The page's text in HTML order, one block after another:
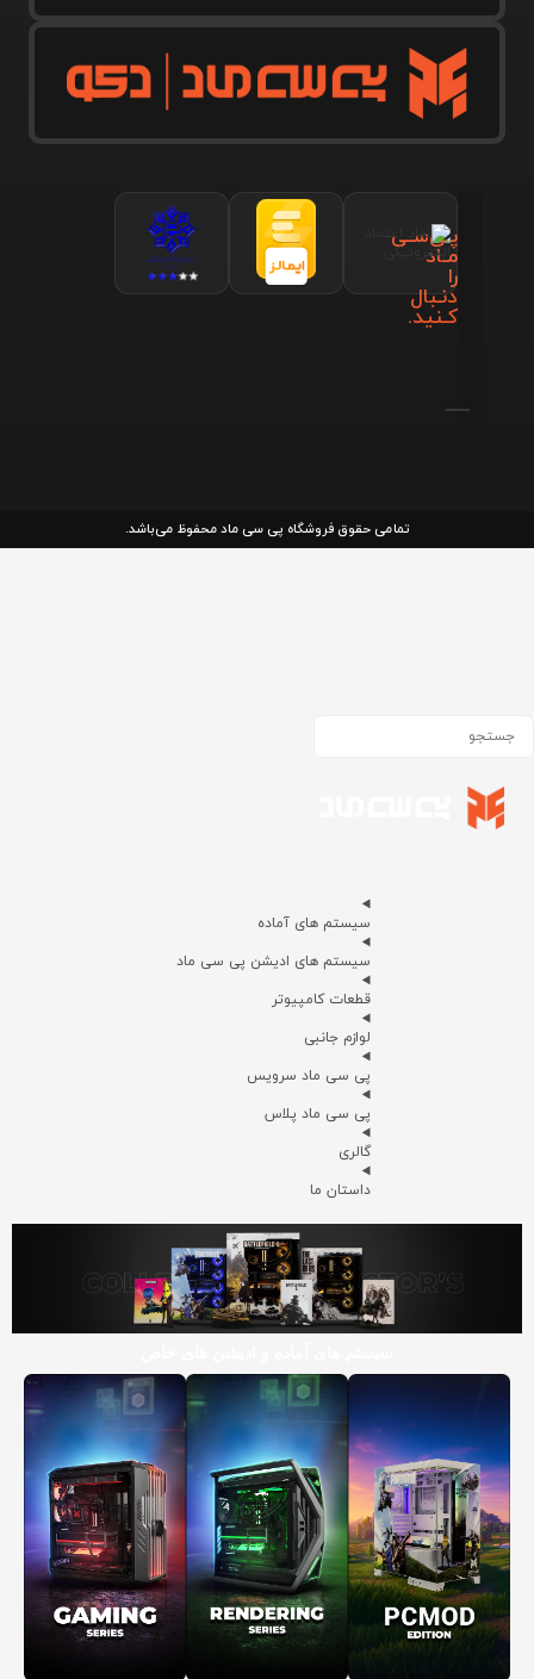
پـی‌سـی
مـاد
را
دنـبال
کـنید.
تمامی حقوق فروشگاه پی سی ماد محفوظ می‌باشد.
سیستم های آماده
سیستم های ادیشن پی سی ماد
قطعات کامپیوتر
لوازم جانبی
پی سی ماد سرویس
پی سی ماد پلاس
گالری
داستان ما